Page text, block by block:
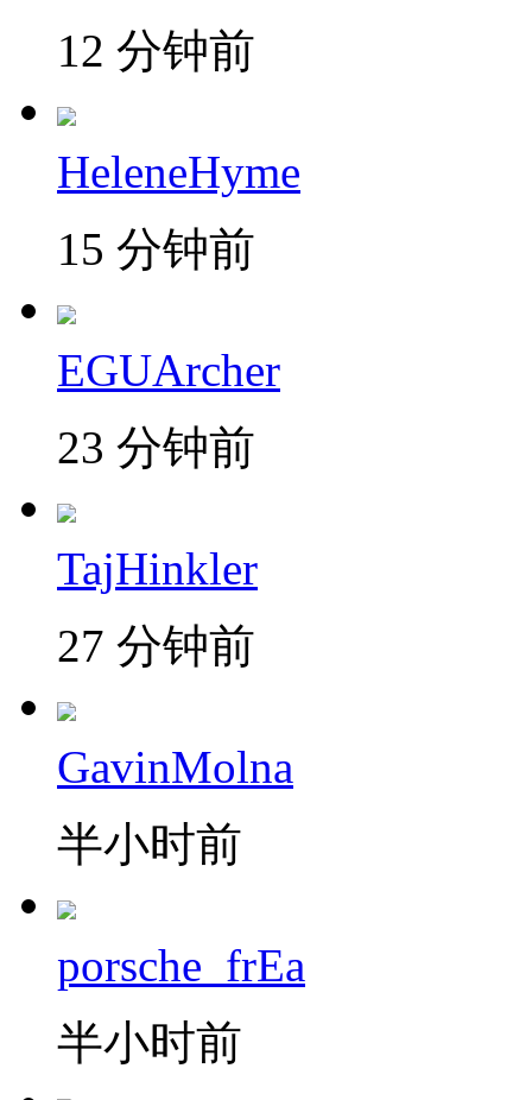
12 分钟前
HeleneHyme
15 分钟前
EGUArcher
23 分钟前
TajHinkler
27 分钟前
GavinMolna
半小时前
porsche_frEa
半小时前